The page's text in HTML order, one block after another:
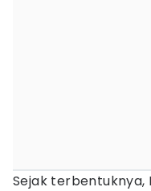
Sejak terbentuknya,